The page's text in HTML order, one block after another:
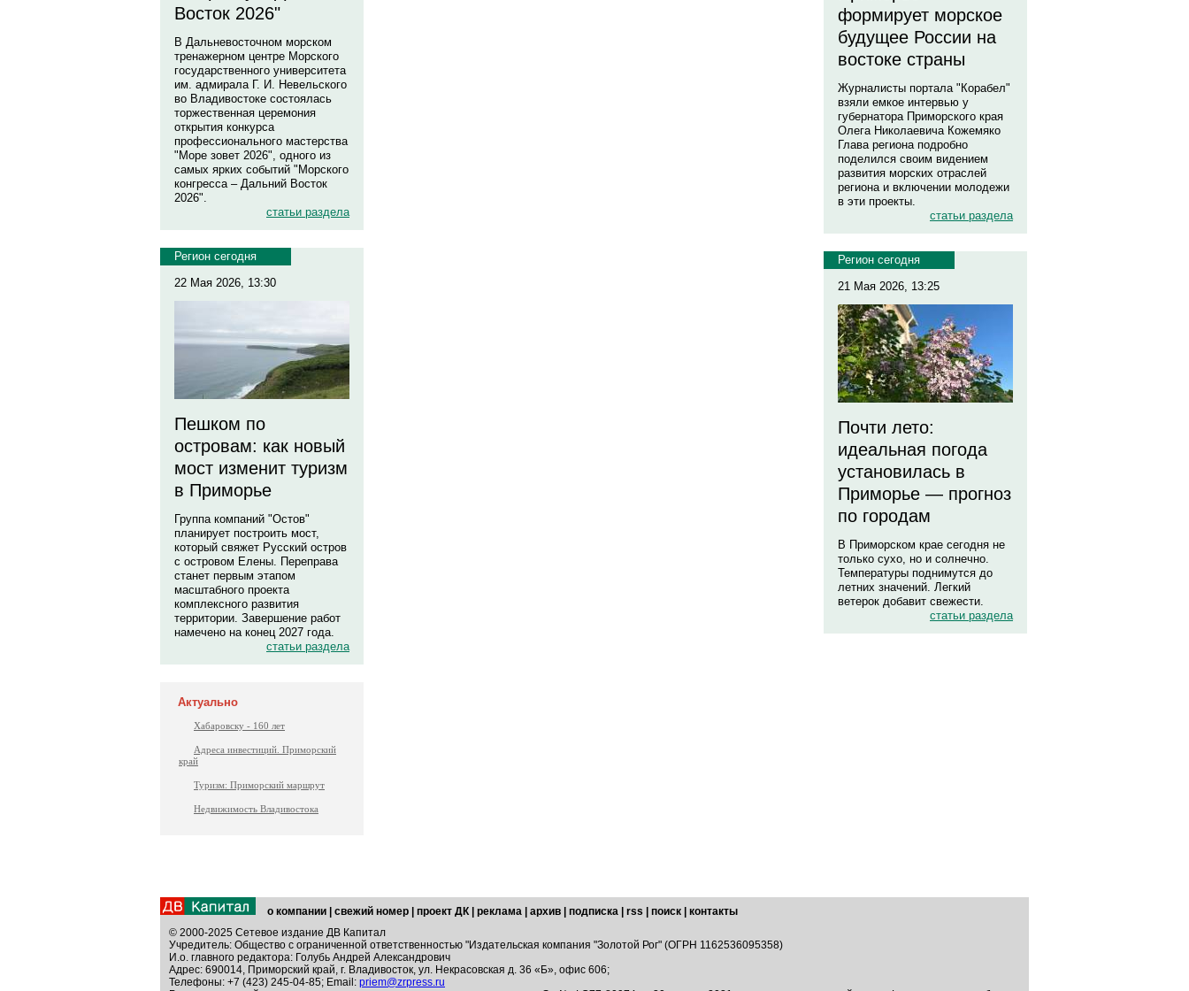
Восток 2026"
В Дальневосточном морском
тренажерном центре Морского
государственного университета
им. адмирала Г. И. Невельского
во Владивостоке состоялась
торжественная церемония
открытия конкурса
профессионального мастерства
"Море зовет 2026", одного из
самых ярких событий "Морского
конгресса – Дальний Восток
2026".
статьи раздела
Регион сегодня
22 Мая 2026, 13:30
Пешком по
островам: как новый
мост изменит туризм
в Приморье
Группа компаний "Остов"
планирует построить мост,
который свяжет Русский остров
с островом Елены. Переправа
станет первым этапом
масштабного проекта
комплексного развития
территории. Завершение работ
намечено на конец 2027 года.
статьи раздела
Актуально
Хабаровску - 160 лет
Адреса инвестиций. Приморский
край
Туризм: Приморский маршрут
Недвижимость Владивостока
формирует морское
будущее России на
востоке страны
Журналисты портала "Корабел"
взяли емкое интервью у
губернатора Приморского края
Олега Николаевича Кожемяко
Глава региона подробно
поделился своим видением
развития морских отраслей
региона и включении молодежи
в эти проекты.
статьи раздела
Регион сегодня
21 Мая 2026, 13:25
Почти лето:
идеальная погода
установилась в
Приморье — прогноз
по городам
В Приморском крае сегодня не
только сухо, но и солнечно.
Температуры поднимутся до
летних значений. Легкий
ветерок добавит свежести.
статьи раздела
о компании свежий номер проект ДК реклама архив подписка rss поиск
контакты
© 2000-2025 Сетевое издание ДВ Капитал
Учредитель: Общество с ограниченной ответственностью "Издательская компания "Золотой Рог" (ОГРН 1162536095358)
И.о. главного редактора: Голубь Андрей Александрович
Адрес: 690014, Приморский край, г. Владивосток, ул. Некрасовская д. 36 «Б», офис 606;
Телефоны: +7 (423) 245-04-85; Email: priem@zrpress.ru